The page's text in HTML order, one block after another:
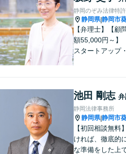
静岡のぞみ法律特
静岡県|静岡市
【弁理士】【顧
額55,000円～】
スタートアップ
標、著作権、不
の専門知識・経
ーガルフォース
書チェック」
池田 剛志
静岡法律事務所
静岡県|静岡市
【初回相談無料
ければ、徹底的
な準備をした上